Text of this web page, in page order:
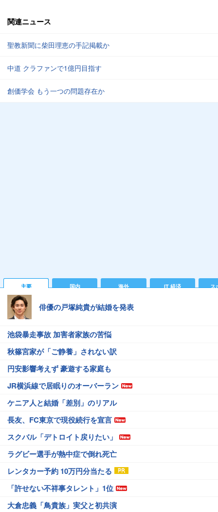
関連ニュース
聖教新聞に柴田理恵の手記掲載か
中道 クラファンで1億円目指す
創価学会 もう一つの問題存在か
主要 国内 海外 IT 経済 ス
俳優の戸塚純貴が結婚を発表
池袋暴走事故 加害者家族の苦悩
秋篠宮家が「ご静養」されない訳
円安影響考えず 豪遊する家庭も
JR横浜線で居眠りのオーバーラン
ケニア人と結婚「差別」のリアル
長友、FC東京で現役続行を宣言
スクバル「デトロイト戻りたい」
ラグビー選手が熱中症で倒れ死亡
レンタカー予約 10万円分当たる
「許せない不祥事タレント」1位
大倉忠義「鳥貴族」実父と初共演